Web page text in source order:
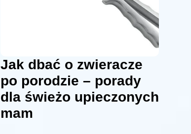
Jak dbać o zwieracze
po porodzie – porady
dla świeżo upieczonych
mam